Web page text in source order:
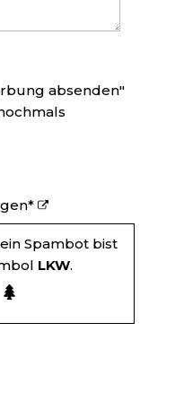
absenden"
Spambot bist
LKW.